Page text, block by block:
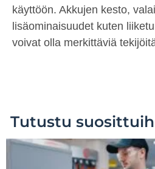
käyttöön. Akkujen kesto,
lisäominaisuudet kuten
voivat olla merkittäviä
Tutustu